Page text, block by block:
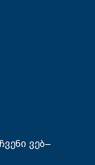
ვებ–